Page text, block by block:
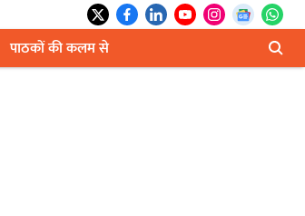
पाठकों की कलम से